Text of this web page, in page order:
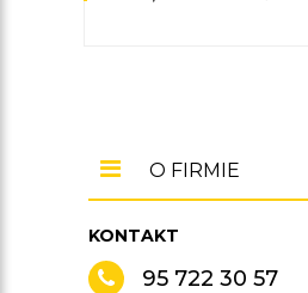
KONTAKT
95 722 30 57
O FIRMIE